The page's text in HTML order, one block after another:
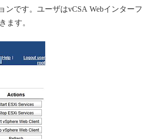
です。ユーザはvCSA Webインターフ
ます。